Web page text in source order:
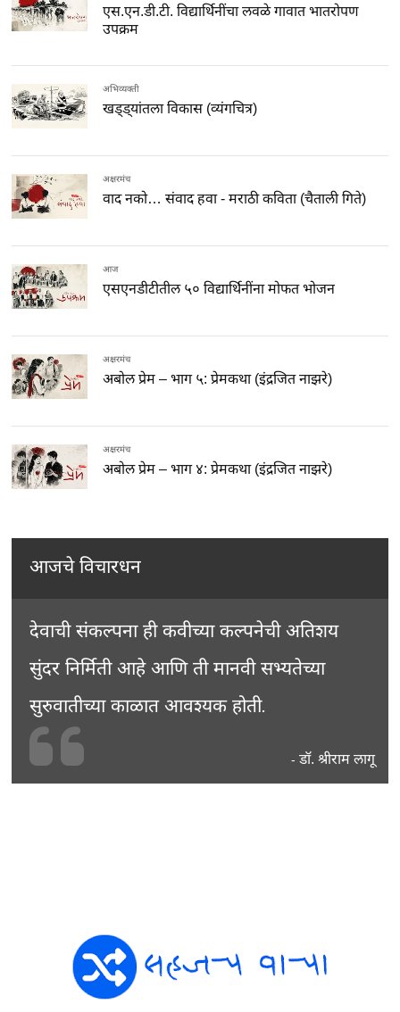
एस.एन.डी.टी. विद्यार्थिनींचा लवळे गावात भातरोपण
उपक्रम
अभिव्यक्ती
खड्ड्यांतला विकास (व्यंगचित्र)
अक्षरमंच
वाद नको… संवाद हवा - मराठी कविता (चैताली गिते)
आज
एसएनडीटीतील ५० विद्यार्थिनींना मोफत भोजन
अक्षरमंच
अबोल प्रेम – भाग ५: प्रेमकथा (इंद्रजित नाझरे)
अक्षरमंच
अबोल प्रेम – भाग ४: प्रेमकथा (इंद्रजित नाझरे)
आजचे विचारधन
देवाची संकल्पना ही कवीच्या कल्पनेची अतिशय
सुंदर निर्मिती आहे आणि ती मानवी सभ्यतेच्या
सुरुवातीच्या काळात आवश्यक होती.
- डॉ. श्रीराम लागू